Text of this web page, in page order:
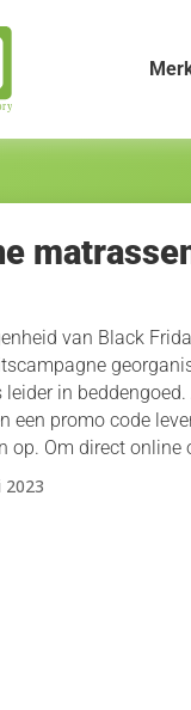
van Black
leider in
een promo code
op. Om direct online
2023